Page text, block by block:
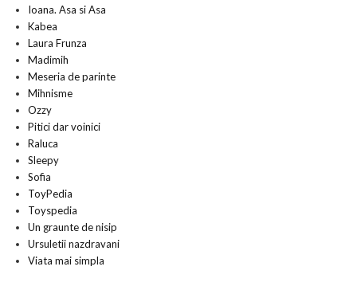
Ioana. Asa si Asa
Kabea
Laura Frunza
Madimih
Meseria de parinte
Mihnisme
Ozzy
Pitici dar voinici
Raluca
Sleepy
Sofia
ToyPedia
Toyspedia
Un graunte de nisip
Ursuletii nazdravani
Viata mai simpla